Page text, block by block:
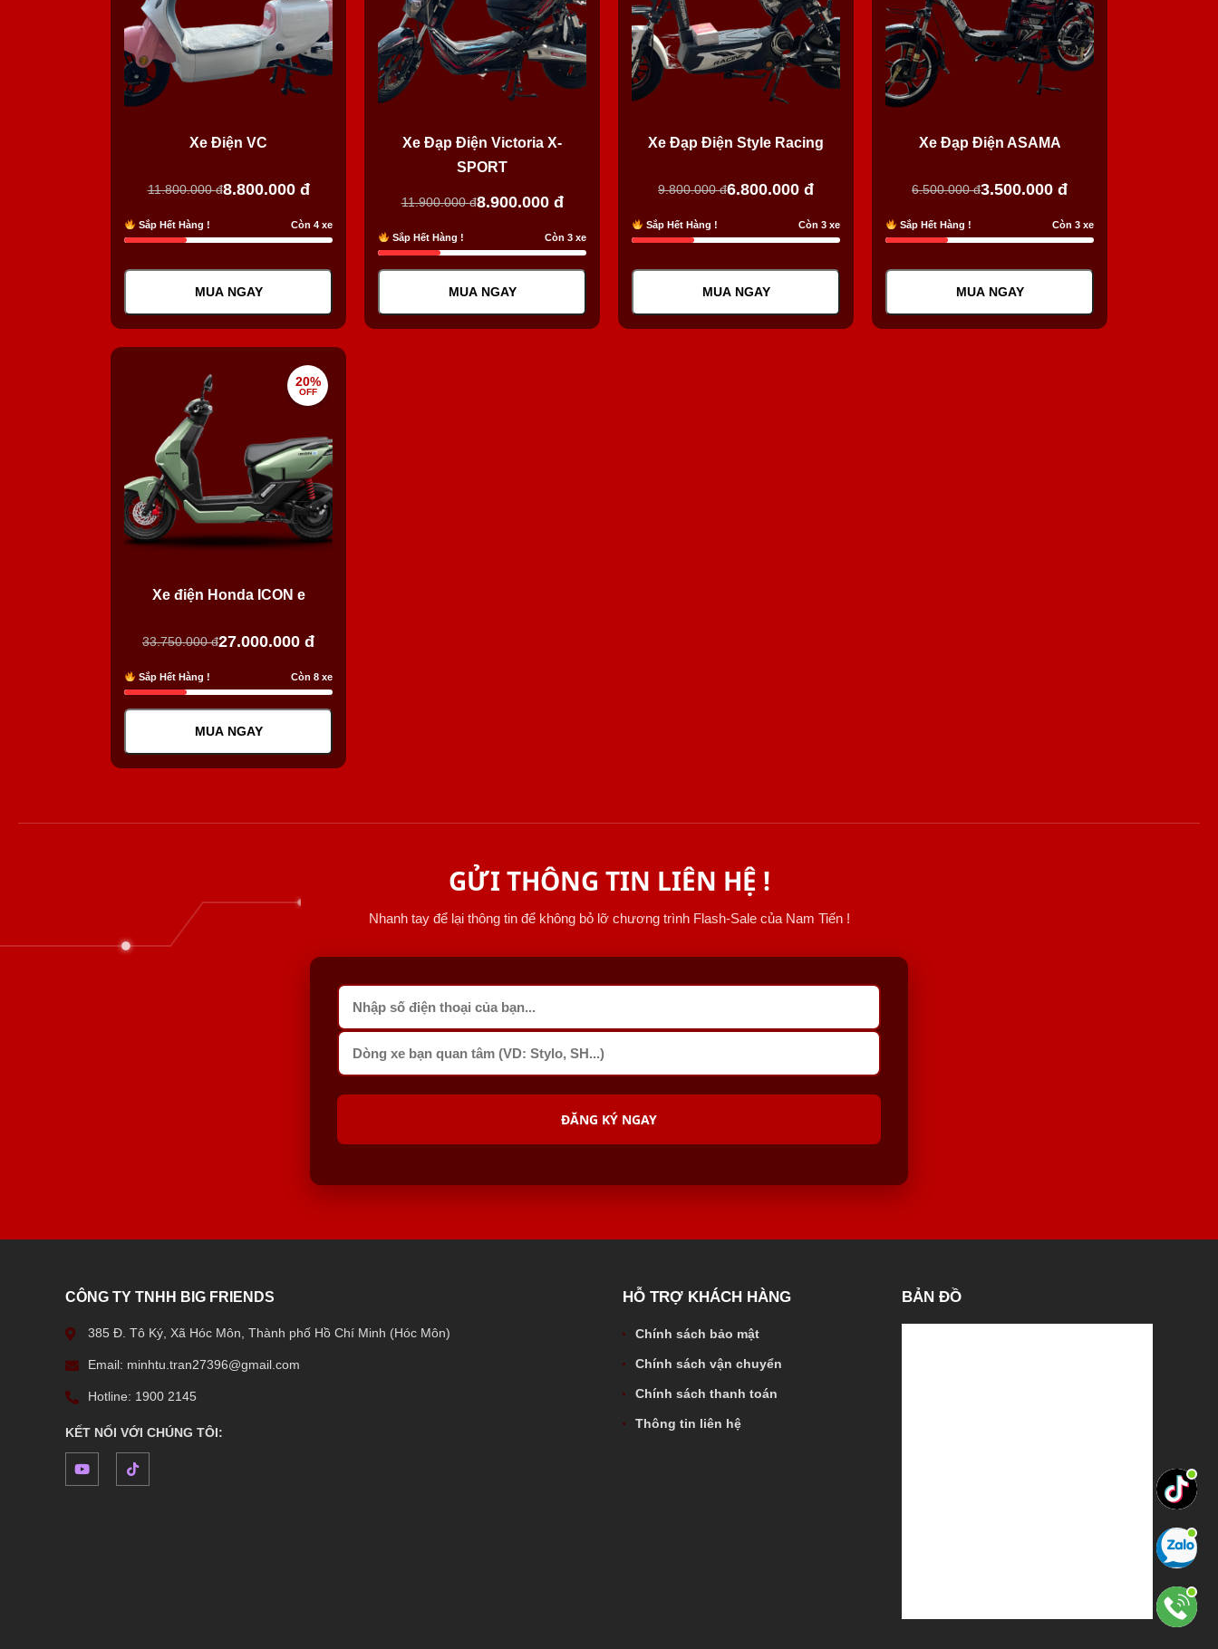
Xe Điện VC
11.800.000đ8.800.000 đ
Sắp Hết Hàng ! Còn 4 xe
MUA NGAY
Xe Đạp Điện Victoria X-
SPORT
11.900.000đ8.900.000 đ
Sắp Hết Hàng ! Còn 3 xe
MUA NGAY
Xe Đạp Điện Style Racing
9.800.000đ6.800.000 đ
Sắp Hết Hàng ! Còn 3 xe
MUA NGAY
Xe Đạp Điện ASAMA
6.500.000đ3.500.000 đ
Sắp Hết Hàng ! Còn 3 xe
MUA NGAY
20%
OFF
Xe điện Honda ICON e
33.750.000đ27.000.000 đ
Sắp Hết Hàng ! Còn 8 xe
MUA NGAY
GỬI THÔNG TIN LIÊN HỆ !
Nhanh tay để lại thông tin để không bỏ lỡ chương trình Flash-Sale của Nam Tiến !
ĐĂNG KÝ NGAY
CÔNG TY TNHH BIG FRIENDS
385 Đ. Tô Ký, Xã Hóc Môn, Thành phố Hồ Chí Minh (Hóc Môn)
Email: minhtu.tran27396@gmail.com
Hotline: 1900 2145
KẾT NỐI VỚI CHÚNG TÔI:
HỖ TRỢ KHÁCH HÀNG
Chính sách bảo mật
Chính sách vận chuyển
Chính sách thanh toán
Thông tin liên hệ
BẢN ĐỒ